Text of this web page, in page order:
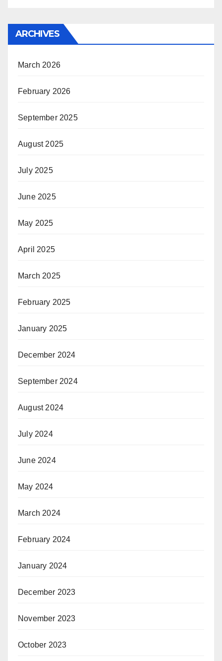
ARCHIVES
March 2026
February 2026
September 2025
August 2025
July 2025
June 2025
May 2025
April 2025
March 2025
February 2025
January 2025
December 2024
September 2024
August 2024
July 2024
June 2024
May 2024
March 2024
February 2024
January 2024
December 2023
November 2023
October 2023